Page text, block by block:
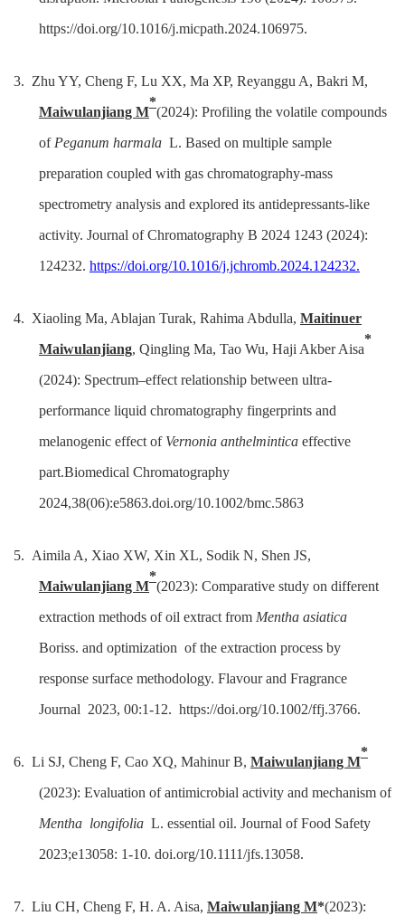
https://doi.org/10.1016/j.micpath.2024.106975.
3. Zhu YY, Cheng F, Lu XX, Ma XP, Reyanggu A, Bakri M,
Maiwulanjiang M
*
(2024): Profiling the volatile compounds
ofPeganum harmala L. Based on multiple sample
preparation coupled with gas chromatography-mass
spectrometry analysis and explored its antidepressants-like
activity. Journal of Chromatography B 2024 1243 (2024):
124232. https://doi.org/10.1016/j.jchromb.2024.124232.
4. Xiaoling Ma, Ablajan Turak, Rahima Abdulla, Maitinuer
Maiwulanjiang, Qingling Ma, Tao Wu, Haji Akber Aisa
*
(2024): Spectrum–effect relationship between ultra-
performance liquid chromatography fingerprints and
melanogenic effect of Vernonia anthelmintica effective
part.Biomedical Chromatography
2024,38(06):e5863.doi.org/10.1002/bmc.5863
5. Aimila A, Xiao XW, Xin XL, Sodik N, Shen JS,
Maiwulanjiang M
*
(2023): Comparative study on different
extraction methods of oil extract from Mentha asiatica
Boriss. and optimization of the extraction process by
response surface methodology. Flavour and Fragrance
Journal 2023, 00:1-12. https://doi.org/10.1002/ffj.3766.
6. Li SJ, Cheng F, Cao XQ, Mahinur B, Maiwulanjiang M
*
(2023): Evaluation of antimicrobial activity and mechanism of
Mentha longifolia L. essential oil. Journal of Food Safety
2023;e13058: 1-10. doi.org/10.1111/jfs.13058.
7. Liu CH, Cheng F, H. A. Aisa, Maiwulanjiang M*(2023):